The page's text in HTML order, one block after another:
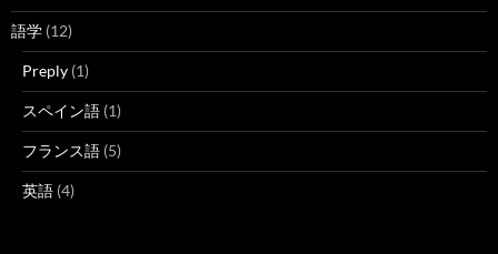
語学 (12)
Preply (1)
スペイン語 (1)
フランス語 (5)
英語 (4)